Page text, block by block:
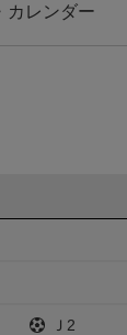
カレンダー
Ｊ2